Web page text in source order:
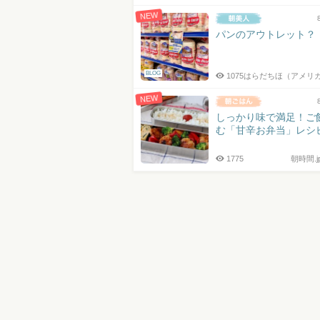
NEW
BLOG
パンのアウトレット？
はらだちほ（アメリ
1075
NEW
しっかり味で満足！ご
む「甘辛お弁当」レシ
朝時間
1775